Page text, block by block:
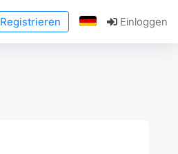
Registrieren Einloggen